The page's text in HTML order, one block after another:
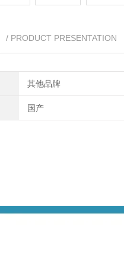
/ PRODUCT PRESENTATION
其他品牌
国产